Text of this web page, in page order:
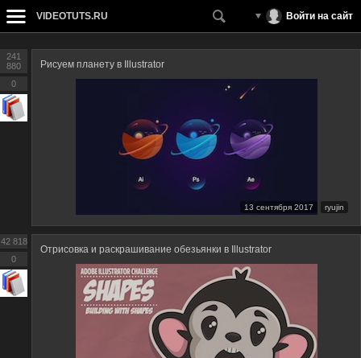
VIDEOTUTS.RU Войти на сайт
Рисуем планету в Illustrator
13 сентября 2017 ryujin
241
880
0
Отрисовка и раскрашивание обезьянки в Illustrator
42 818
0